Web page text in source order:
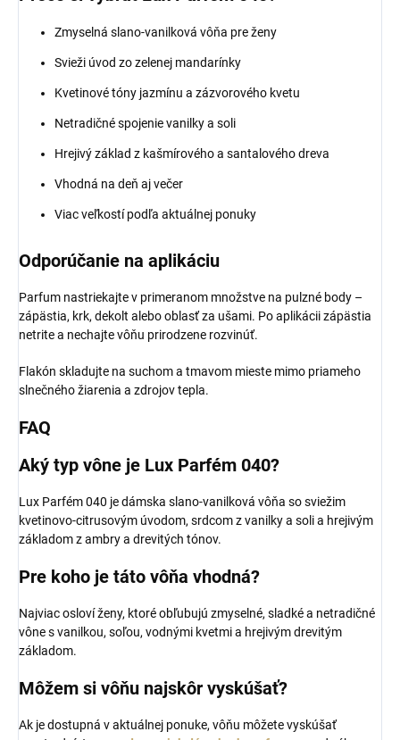
Zmyselná slano-vanilková vôňa pre ženy
Svieži úvod zo zelenej mandarínky
Kvetinové tóny jazmínu a zázvorového kvetu
Netradičné spojenie vanilky a soli
Hrejivý základ z kašmírového a santalového dreva
Vhodná na deň aj večer
Viac veľkostí podľa aktuálnej ponuky
Odporúčanie na aplikáciu
Parfum nastriekajte v primeranom množstve na pulzné body –
zápästia, krk, dekolt alebo oblasť za ušami. Po aplikácii zápästia
netrite a nechajte vôňu prirodzene rozvinúť.
Flakón skladujte na suchom a tmavom mieste mimo priameho
slnečného žiarenia a zdrojov tepla.
FAQ
Aký typ vône je Lux Parfém 040?
Lux Parfém 040 je dámska slano-vanilková vôňa so sviežim
kvetinovo-citrusovým úvodom, srdcom z vanilky a soli a hrejivým
základom z ambry a drevitých tónov.
Pre koho je táto vôňa vhodná?
Najviac osloví ženy, ktoré obľubujú zmyselné, sladké a netradičné
vône s vanilkou, soľou, vodnými kvetmi a hrejivým drevitým
základom.
Môžem si vôňu najskôr vyskúšať?
Ak je dostupná v aktuálnej ponuke, vôňu môžete vyskúšať